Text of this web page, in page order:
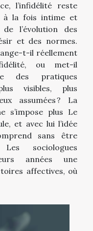
l’infidélité reste
à la fois intime et
l’évolution des
et des normes.
t-il réellement
ou met-il
des pratiques
visibles, plus
assumées ? La
s’impose plus Le
et avec lui l’idée
sans être
sociologues
années une
affectives, où